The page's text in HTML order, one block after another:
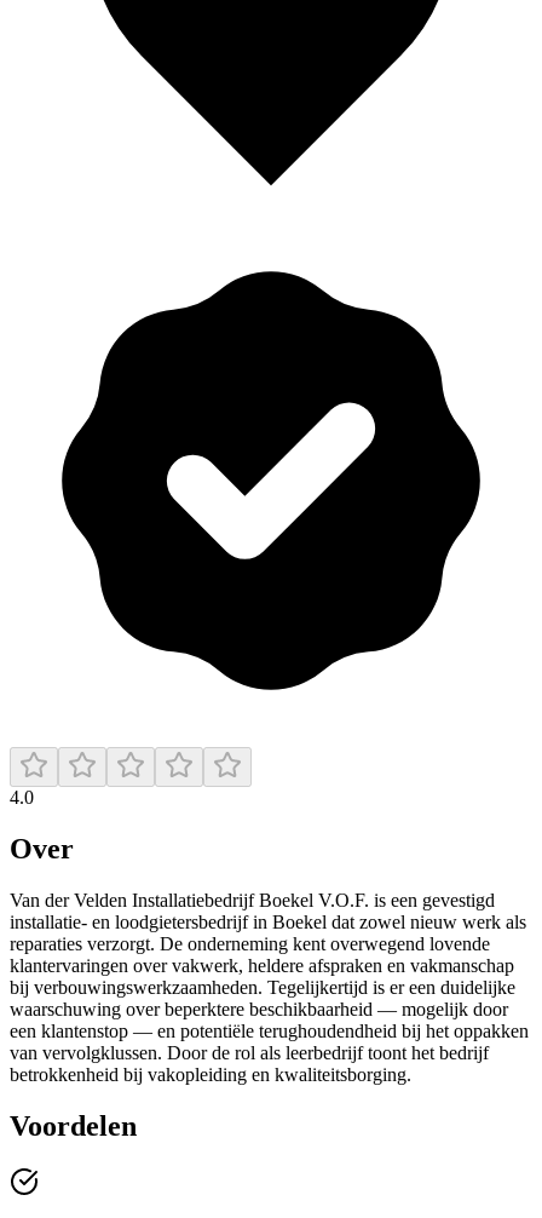
4.0
Over
Van der Velden Installatiebedrijf Boekel V.O.F. is een gevestigd
installatie- en loodgietersbedrijf in Boekel dat zowel nieuw werk als
reparaties verzorgt. De onderneming kent overwegend lovende
klantervaringen over vakwerk, heldere afspraken en vakmanschap
bij verbouwingswerkzaamheden. Tegelijkertijd is er een duidelijke
waarschuwing over beperktere beschikbaarheid — mogelijk door
een klantenstop — en potentiële terughoudendheid bij het oppakken
van vervolgklussen. Door de rol als leerbedrijf toont het bedrijf
betrokkenheid bij vakopleiding en kwaliteitsborging.
Voordelen